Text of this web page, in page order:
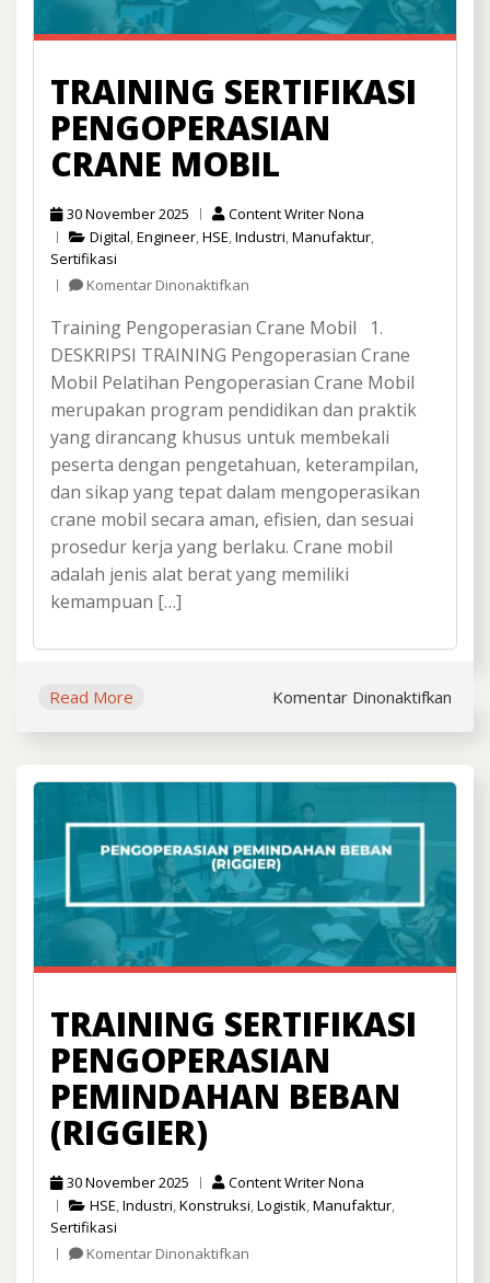
TRAINING SERTIFIKASI
PENGOPERASIAN
CRANE MOBIL
30 November 2025
Content Writer Nona
Digital,Engineer,HSE,Industri,Manufaktur,
Sertifikasi
Komentar Dinonaktifkan
Sertifikasi
Pengoperasian
Crane
Mobil
Training Pengoperasian Crane Mobil 1.
DESKRIPSI TRAINING Pengoperasian Crane
Mobil Pelatihan Pengoperasian Crane Mobil
merupakan program pendidikan dan praktik
yang dirancang khusus untuk membekali
peserta dengan pengetahuan, keterampilan,
dan sikap yang tepat dalam mengoperasikan
crane mobil secara aman, efisien, dan sesuai
prosedur kerja yang berlaku. Crane mobil
adalah jenis alat berat yang memiliki
kemampuan […]
Read More Komentar Dinonaktifkan
TRAINING SERTIFIKASI
PENGOPERASIAN
PEMINDAHAN BEBAN
(RIGGIER)
30 November 2025
Content Writer Nona
HSE,Industri,Konstruksi,Logistik,Manufaktur,
Sertifikasi
Komentar Dinonaktifkan